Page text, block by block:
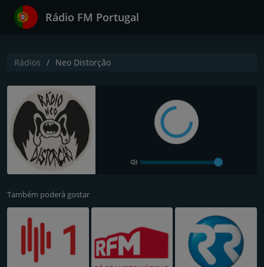
Rádio FM Portugal
Rádios Neo Distorção
Também poderá gostar